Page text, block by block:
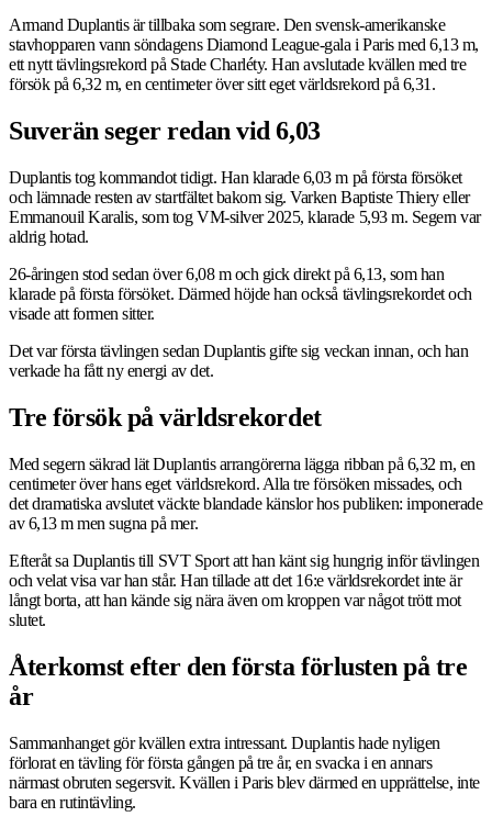
Armand Duplantis är tillbaka som segrare. Den svensk-amerikanske
stavhopparen vann söndagens Diamond League-gala i Paris med 6,13 m,
ett nytt tävlingsrekord på Stade Charléty. Han avslutade kvällen med tre
försök på 6,32 m, en centimeter över sitt eget världsrekord på 6,31.
Suverän seger redan vid 6,03
Duplantis tog kommandot tidigt. Han klarade 6,03 m på första försöket
och lämnade resten av startfältet bakom sig. Varken Baptiste Thiery eller
Emmanouil Karalis, som tog VM-silver 2025, klarade 5,93 m. Segern var
aldrig hotad.
26-åringen stod sedan över 6,08 m och gick direkt på 6,13, som han
klarade på första försöket. Därmed höjde han också tävlingsrekordet och
visade att formen sitter.
Det var första tävlingen sedan Duplantis gifte sig veckan innan, och han
verkade ha fått ny energi av det.
Tre försök på världsrekordet
Med segern säkrad lät Duplantis arrangörerna lägga ribban på 6,32 m, en
centimeter över hans eget världsrekord. Alla tre försöken missades, och
det dramatiska avslutet väckte blandade känslor hos publiken: imponerade
av 6,13 m men sugna på mer.
Efteråt sa Duplantis till SVT Sport att han känt sig hungrig inför tävlingen
och velat visa var han står. Han tillade att det 16:e världsrekordet inte är
långt borta, att han kände sig nära även om kroppen var något trött mot
slutet.
Återkomst efter den första förlusten på tre
år
Sammanhanget gör kvällen extra intressant. Duplantis hade nyligen
förlorat en tävling för första gången på tre år, en svacka i en annars
närmast obruten segersvit. Kvällen i Paris blev därmed en upprättelse, inte
bara en rutintävling.